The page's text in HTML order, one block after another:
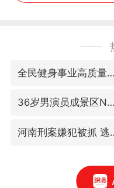
全民健身事业高质量发展
36岁男演员成景区NPC后人气爆棚
河南刑案